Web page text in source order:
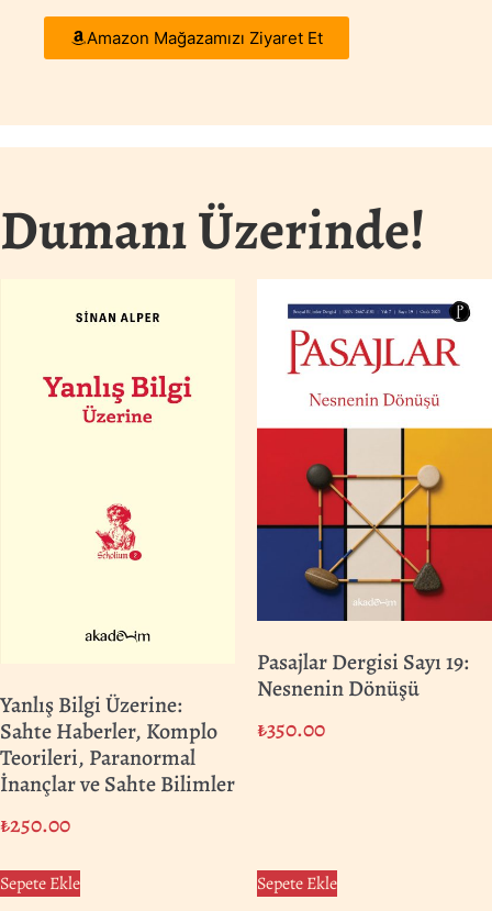
İncele
Amazon Mağazamızı Ziyaret Et
Dumanı Üzerinde!
Yanlış Bilgi Üzerine:
Sahte Haberler, Komplo
Teorileri, Paranormal
İnançlar ve Sahte Bilimler
₺250.00
Sepete Ekle
Pasajlar Dergisi Sayı 19:
Nesnenin Dönüşü
₺350.00
Sepete Ekle